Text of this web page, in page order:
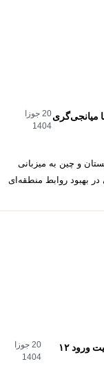
میانجی‌گری
20 جوزا
1404
و چین به میزبانی
بهبود روابط منطقه‌ای
‎سایه محدودیت‌ها بر دروازه‌های امریکا؛ ممنوعیت ورود ۱۲
20 جوزا
1404